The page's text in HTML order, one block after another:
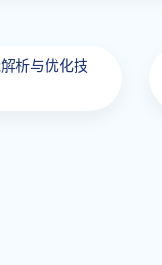
析与优化技